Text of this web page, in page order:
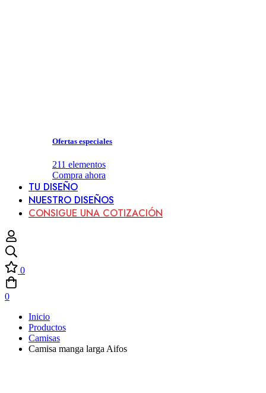
Ofertas especiales
211 elementos
Compra ahora
TU DISEÑO
NUESTRO DISEÑOS
CONSIGUE UNA COTIZACIÓN
0
0
Inicio
Productos
Camisas
Camisa manga larga Aifos